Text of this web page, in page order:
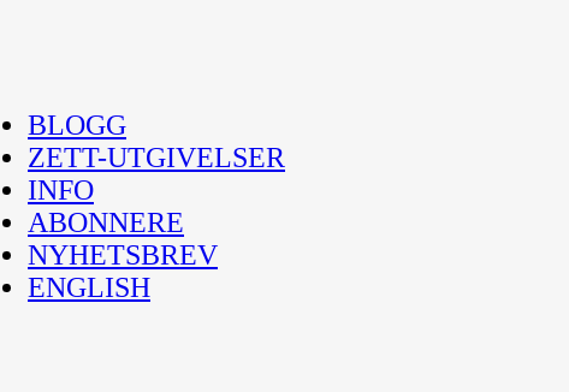
BLOGG
ZETT-UTGIVELSER
INFO
ABONNERE
NYHETSBREV
ENGLISH